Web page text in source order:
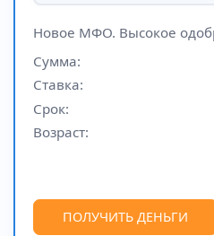
Новое МФО. Высокое
Сумма:
Ставка:
Срок:
Возраст:
ПОЛУЧИТЬ ДЕНЬГИ